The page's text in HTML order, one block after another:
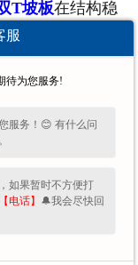
T坡板在结构稳
展现出显著特
。不过，具体选
度、使用环境
服
待为您服务!
服务！😊 有什么问
如果暂时不方便打
【电话】 🔔我会尽快回